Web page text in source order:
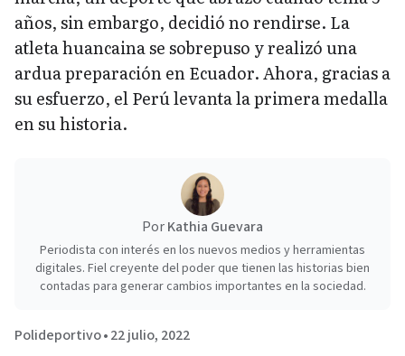
años, sin embargo, decidió no rendirse. La
atleta huancaina se sobrepuso y realizó una
ardua preparación en Ecuador. Ahora, gracias a
su esfuerzo, el Perú levanta la primera medalla
en su historia.
PorKathia Guevara
Periodista con interés en los nuevos medios y herramientas
digitales. Fiel creyente del poder que tienen las historias bien
contadas para generar cambios importantes en la sociedad.
Polideportivo•22 julio, 2022